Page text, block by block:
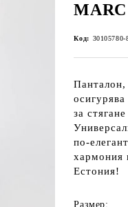
Код: 30105780-
Панталон,
за
по-
хармония
Естония!
Размер: